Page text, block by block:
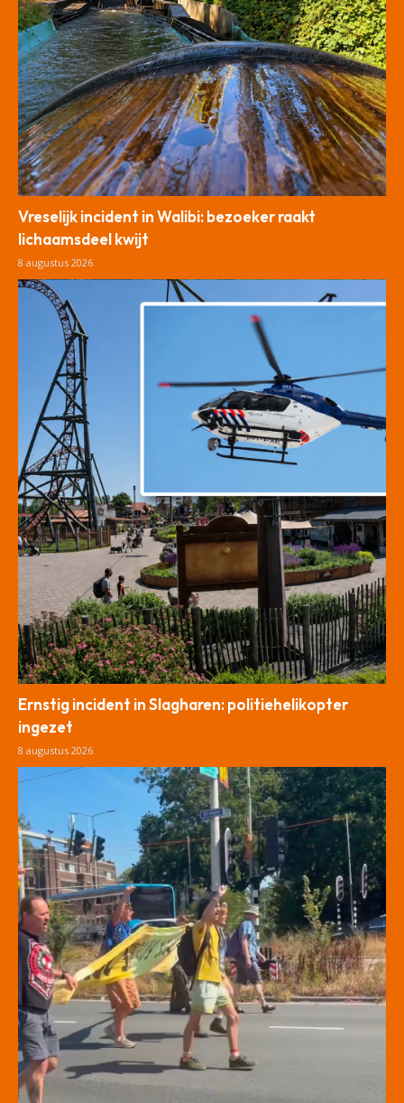
Vreselijk incident in Walibi: bezoeker raakt
lichaamsdeel kwijt
8 augustus 2026
Ernstig incident in Slagharen: politiehelikopter
ingezet
8 augustus 2026